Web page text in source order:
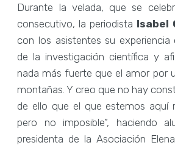
Durante la velada, que se
consecutivo, la periodista Isabel
con los asistentes su
de la investigación científica y
nada más fuerte que el amor por
montañas. Y creo que no hay
de ello que el que estemos aquí
pero no imposible”, haciendo
presidenta de la Asociación